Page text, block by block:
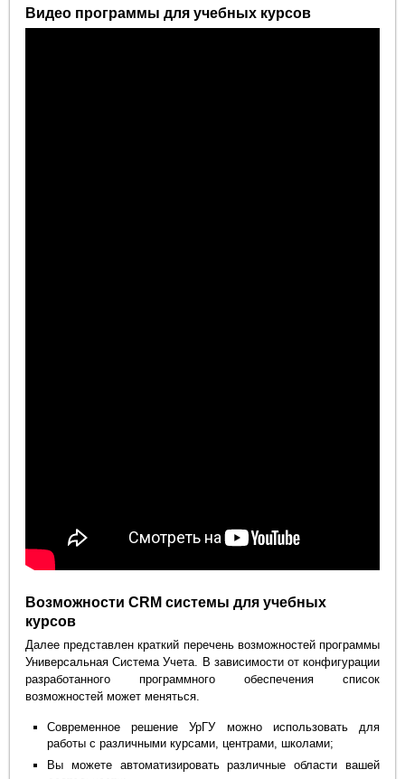
Видео программы для учебных курсов
Возможности CRM системы для учебных
курсов
Далее представлен краткий перечень возможностей программы
Универсальная Система Учета. В зависимости от конфигурации
разработанного программного обеспечения список
возможностей может меняться.
Современное решение УрГУ можно использовать для
работы с различными курсами, центрами, школами;
Вы можете автоматизировать различные области вашей